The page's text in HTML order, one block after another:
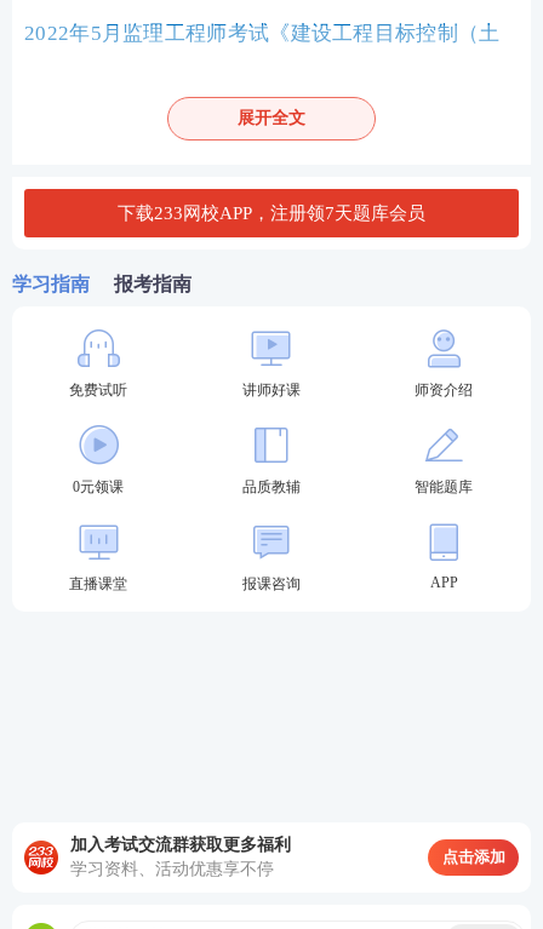
2022年5月监理工程师考试《建设工程目标控制（土
2021年监理工程师考试《建设工程目标控制（土木建
2020年监理工程师考试《建设工程目标控制（土木建
2024年监理工程师考试《建设工程目标控制（水利工
程）》真题及答案
2023年监理工程师考试《建设工程目标控制（水利工
程）》真题及答案
2021年监理工程师考试《建设工程目标控制（水利工
程工程）》真题及答案
2022年监理工程师考试《建设工程目标控制（交通运
展开全文
下载233网校APP，注册领7天题库会员
学习指南 报考指南
免费试听 讲师好课 师资介绍
0元领课 品质教辅 智能题库
直播课堂 报课咨询 APP
加入考试交流群获取更多福利
学习资料、活动优惠享不停
点击添加